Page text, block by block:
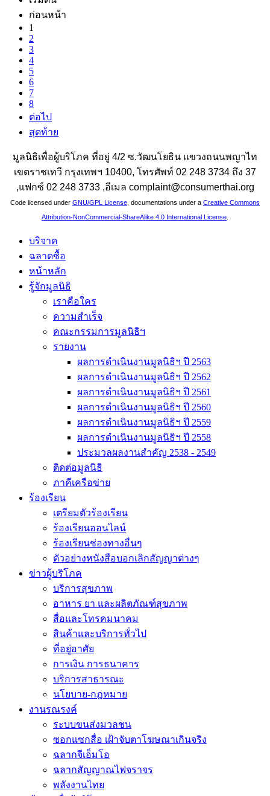
ก่อนหน้า
1
2
3
4
5
6
7
8
ต่อไป
สุดท้าย
มูลนิธิเพื่อผู้บริโภค ที่อยู่ 4/2 ซ.วัฒนโยธิน แขวงถนนพญาไท
เขตราชเทวี กรุงเทพฯ 10400, โทรศัพท์ 02 248 3734 ถึง 37
,แฟกซ์ 02 248 3733 ,อีเมล complaint@consumerthai.org
Code licensed under GNU/GPL License , documentations under a Creative Commons
Attribution-NonCommercial-ShareAlike 4.0 International License
บริจาค
ฉลาดซื้อ
หน้าหลัก
รู้จักมูลนิธิ
เราคือใคร
ความสำเร็จ
คณะกรรมการมูลนิธิฯ
รายงาน
ผลการดำเนินงานมูลนิธิฯ ปี 2563
ผลการดำเนินงานมูลนิธิฯ ปี 2562
ผลการดำเนินงานมูลนิธิฯ ปี 2561
ผลการดำเนินงานมูลนิธิฯ ปี 2560
ผลการดำเนินงานมูลนิธิฯ ปี 2559
ผลการดำเนินงานมูลนิธิฯ ปี 2558
ประมวลผลงานสำคัญ 2538 - 2549
ติดต่อมูลนิธิ
ภาคีเครือข่าย
ร้องเรียน
เตรียมตัวร้องเรียน
ร้องเรียนออนไลน์
ร้องเรียนช่องทางอื่นๆ
ตัวอย่างหนังสือบอกเลิกสัญญาต่างๆ
ข่าวผู้บริโภค
บริการสุขภาพ
อาหาร ยา และผลิตภัณฑ์สุขภาพ
สื่อและโทรคมนาคม
สินค้าและบริการทั่วไป
ที่อยู่อาศัย
การเงิน การธนาคาร
บริการสาธารณะ
นโยบาย-กฎหมาย
งานรณรงค์
ระบบขนส่งมวลชน
ซอกแซกสื่อ เฝ้าจับตาโฆษณาเกินจริง
ฉลากจีเอ็มโอ
ฉลากสัญญาณไฟจราจร
พลังงานไทย